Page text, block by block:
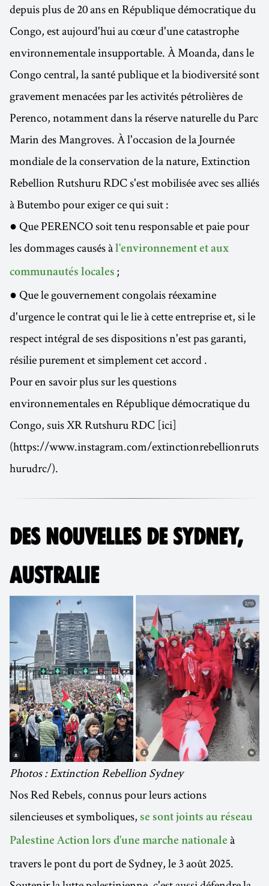
depuis plus de 20 ans en République démocratique du
Congo, est aujourd'hui au cœur d'une catastrophe
environnementale insupportable. À Moanda, dans le
Congo central, la santé publique et la biodiversité sont
gravement menacées par les activités pétrolières de
Perenco, notamment dans la réserve naturelle du Parc
Marin des Mangroves. À l'occasion de la Journée
mondiale de la conservation de la nature, Extinction
Rebellion Rutshuru RDC s'est mobilisée avec ses alliés
à Butembo pour exiger ce qui suit :
● Que PERENCO soit tenu responsable et paie pour
les dommages causés à l'environnement et aux
communautés locales ;
● Que le gouvernement congolais réexamine
d'urgence le contrat qui le lie à cette entreprise et, si le
respect intégral de ses dispositions n'est pas garanti,
résilie purement et simplement cet accord .
Pour en savoir plus sur les questions
environnementales en République démocratique du
Congo, suis XR Rutshuru RDC [ici]
(https://www.instagram.com/extinctionrebellionruts
hurudrc/).
DES NOUVELLES DE SYDNEY,
AUSTRALIE
Photos : Extinction Rebellion Sydney
Nos Red Rebels, connus pour leurs actions
silencieuses et symboliques, se sont joints au réseau
Palestine Action lors d'une marche nationale à
travers le pont du port de Sydney, le 3 août 2025.